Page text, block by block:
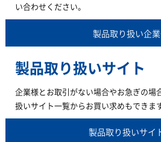
い合わせください。
製品取り扱い企
製品取り扱いサイト
企業様とお取引がない場合やお急ぎの場
扱いサイト一覧からお買い求めもできま
製品取り扱いサイ